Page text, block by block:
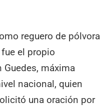
reguero de pólvora
el propio
Guedes, máxima
nacional, quien
una oración por